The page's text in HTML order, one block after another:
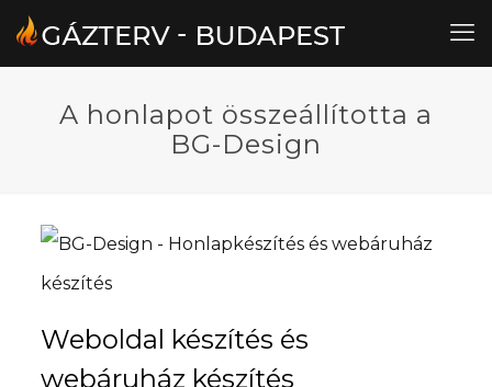
A honlapot összeállította a
BG-Design
Weboldal készítés és
webáruház készítés